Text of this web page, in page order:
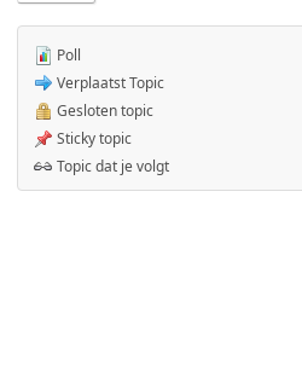
Poll
Verplaatst Topic
Gesloten topic
Sticky topic
Topic dat je volgt